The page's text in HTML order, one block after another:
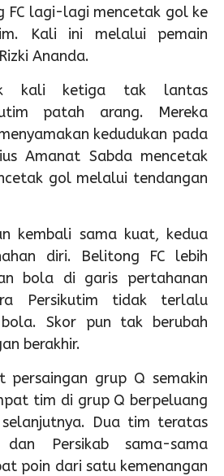
FC lagi-lagi mencetak gol ke
Kali ini melalui pemain
Ananda.
kali ketiga tak lantas
patah arang. Mereka
kedudukan pada
Amanat Sabda mencetak
gol melalui tendangan
kembali sama kuat, kedua
diri. Belitong FC lebih
bola di garis pertahanan
Persikutim tidak terlalu
Skor pun tak berubah
berakhir.
persaingan grup Q semakin
tim di grup Q berpeluang
Dua tim teratas
Persikab sama-sama
poin dari satu kemenangan